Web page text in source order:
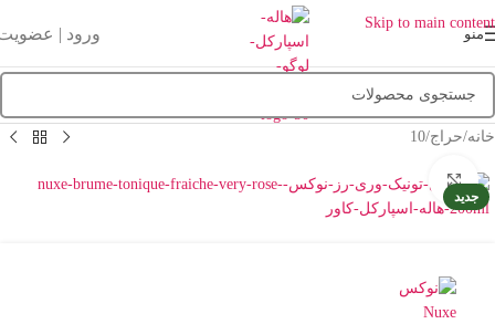
Skip to main content
منو ورود |
خانه/حراج/
10
جدید
بزرگنمایی تصویر